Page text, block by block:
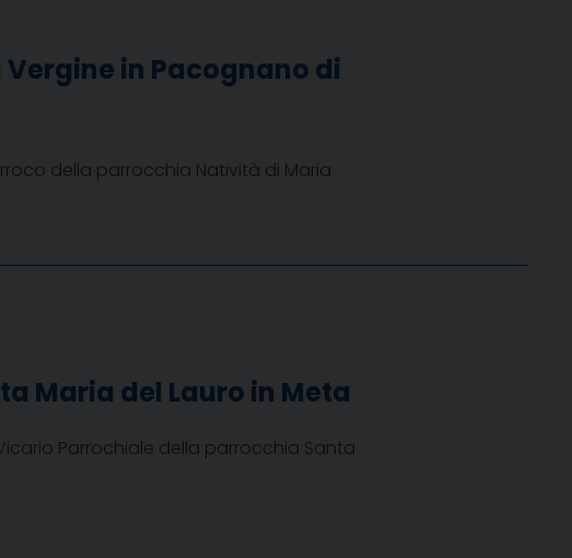
in Pacognano di
della parrocchia Natività di Maria
Maria del Lauro in Meta
Parrochiale della parrocchia Santa